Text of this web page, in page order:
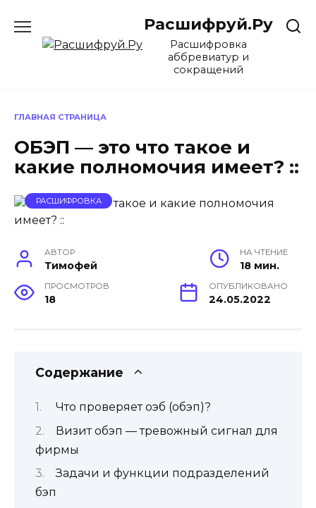
содержанию
Расшифруй.Ру
Расшифровка
аббревиатур и
сокращений
ГЛАВНАЯ СТРАНИЦА
ОБЭП — это что такое и
какие полномочия имеет? ::
РАСШИФРОВКА
АВТОР
Тимофей
НА ЧТЕНИЕ
18 мин.
ПРОСМОТРОВ
18
ОПУБЛИКОВАНО
24.05.2022
Содержание
Что проверяет оэб (обэп)?
Визит обэп — тревожный сигнал для
фирмы
Задачи и функции подразделений
бэп